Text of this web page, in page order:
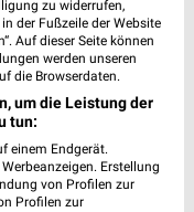
Geöffnet
Passau
zu widerrufen,
der Fußzeile der Website
Auf dieser Seite können
werden unseren
die Browserdaten.
um die Leistung der
tun:
einem Endgerät.
Erstellung
von Profilen zur
Profilen zur